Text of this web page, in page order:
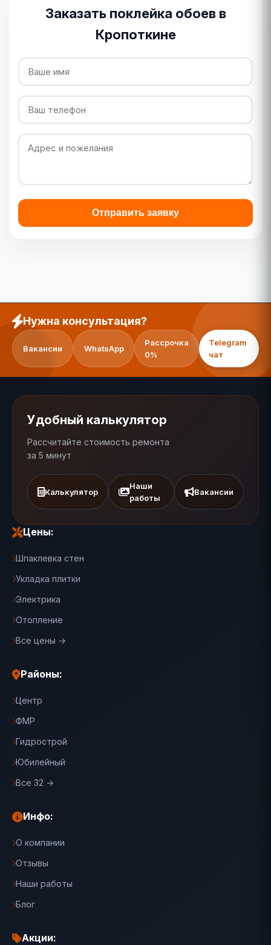
Заказать поклейка обоев в
Кропоткине
Отправить заявку
Нужна консультация?
Вакансии WhatsApp
Рассрочка
0%
Telegram
чат
Удобный калькулятор
Рассчитайте стоимость ремонта
за 5 минут
Калькулятор
Наши
работы
Вакансии
Цены:
Шпаклевка стен
Укладка плитки
Электрика
Отопление
Все цены →
Районы:
Центр
ФМР
Гидрострой
Юбилейный
Все 32 →
Инфо:
О компании
Отзывы
Наши работы
Блог
Акции: